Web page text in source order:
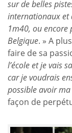
sur de belles
internationaux et
1m40, ou
Belgique. » A
faire de sa
l’école et je vais
car je voudrais
possible avoir
façon de